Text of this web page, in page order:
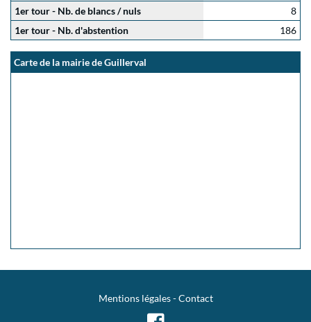
1er tour - Nb. de blancs / nuls
8
1er tour - Nb. d'abstention
186
Carte de la mairie de Guillerval
Mentions légales-Contact